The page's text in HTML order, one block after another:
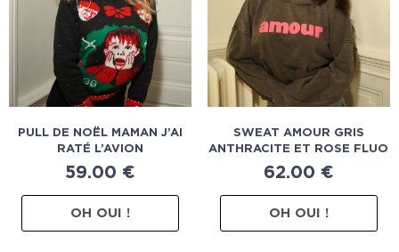
PULL DE NOËL MAMAN J’AI
RATÉ L’AVION
59.00 €
OH OUI !
SWEAT AMOUR GRIS
ANTHRACITE ET ROSE FLUO
62.00 €
OH OUI !